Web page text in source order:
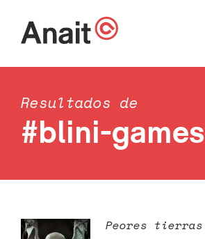
Resultados de
#blini-games
Peores tierras